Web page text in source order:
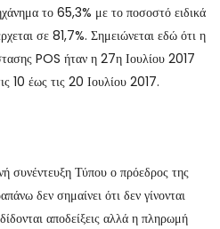
το 65,3% με το ποσοστό ειδικά
σε 81,7%. Σημειώνεται εδώ ότι η
POS ήταν η 27η Ιουλίου 2017
10 έως τις 20 Ιουλίου 2017.
συνέντευξη Τύπου ο πρόεδρος της
δεν σημαίνει ότι δεν γίνονται
αποδείξεις αλλά η πληρωμή